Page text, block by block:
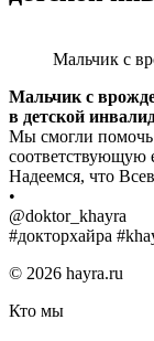
Мальчик с
Мальчик с
в детской
Мы смогли помочь
соответствующую
Надеемся, что
•
@doktor_khayra
#докторхайра
© 2026 hayra.ru
Кто мы